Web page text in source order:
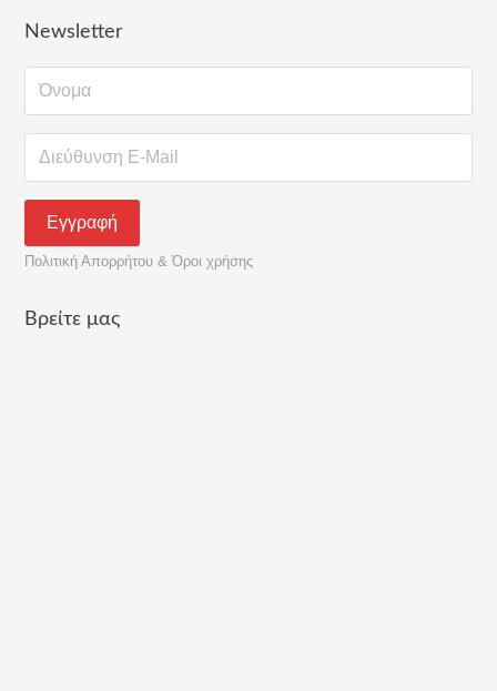
Newsletter
Πολιτική Απορρήτου & Όροι χρήσης
Βρείτε μας